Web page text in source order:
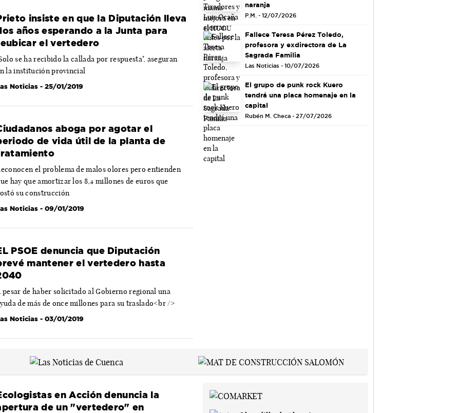
insiste en que la Diputación lleva
años esperando a la Junta para
el vertedero
se ha recibido la callada por respuesta", aseguran
la institución provincial
Noticias - 25/01/2019
aboga por agotar el
de vida útil de la planta de
el problema de malos olores pero entienden
hay que amortizar los 8,4 millones de euros que
su construcción
Noticias - 09/01/2019
PSOE denuncia que Diputación
mantener el vertedero hasta
pesar de haber solicitado al Gobierno regional una
de más de once millones para su traslado<br />
Noticias - 03/01/2019
naranja
P.M. - 12/07/2026
Fallece Teresa Pérez Toledo,
profesora y exdirectora de La
Sagrada Familia
Las Noticias - 10/07/2026
El grupo de punk rock Kuero
tendrá una placa homenaje en la
capital
Rubén M. Checa - 27/07/2026
en Acción denuncia la
de un "vertedero" en